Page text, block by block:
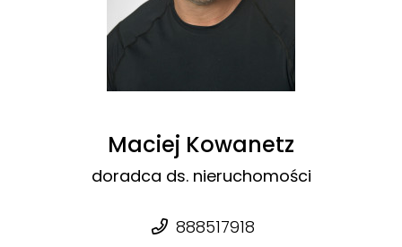
Maciej Kowanetz
doradca ds. nieruchomości
888517918